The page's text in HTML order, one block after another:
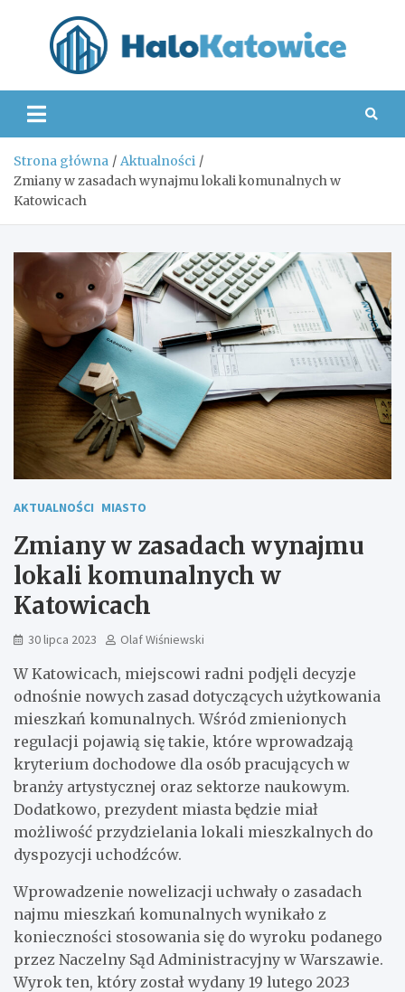
Strona główna
Aktualności
Zmiany w zasadach wynajmu lokali komunalnych w
Katowicach
AKTUALNOŚCI MIASTO
Zmiany w zasadach wynajmu
lokali komunalnych w
Katowicach
30 lipca 2023 Olaf Wiśniewski
W Katowicach, miejscowi radni podjęli decyzje
odnośnie nowych zasad dotyczących użytkowania
mieszkań komunalnych. Wśród zmienionych
regulacji pojawią się takie, które wprowadzają
kryterium dochodowe dla osób pracujących w
branży artystycznej oraz sektorze naukowym.
Dodatkowo, prezydent miasta będzie miał
możliwość przydzielania lokali mieszkalnych do
dyspozycji uchodźców.
Wprowadzenie nowelizacji uchwały o zasadach
najmu mieszkań komunalnych wynikało z
konieczności stosowania się do wyroku podanego
przez Naczelny Sąd Administracyjny w Warszawie.
Wyrok ten, który został wydany 19 lutego 2023